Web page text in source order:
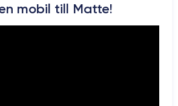
savoir plus sur les caractéristiques de ce
lafiche technique de l'iPhone XS.
mobil till Matte!